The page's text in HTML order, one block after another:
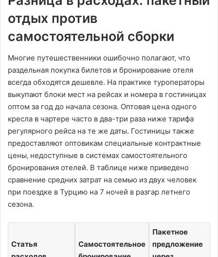
отдых против
самостоятельной сборки
Многие путешественники ошибочно полагают‚ что
раздельная покупка билетов и бронирование отеля
всегда обходятся дешевле. На практике туроператоры
выкупают блоки мест на рейсах и номера в гостиницах
оптом за год до начала сезона. Оптовая цена одного
кресла в чартере часто в два-три раза ниже тарифа
регулярного рейса на те же даты. Гостиницы также
предоставляют оптовикам специальные контрактные
цены‚ недоступные в системах самостоятельного
бронирования отелей. В таблице ниже приведено
сравнение средних затрат на семью из двух человек
при поездке в Турцию на 7 ночей в разгар летнего
сезона.
Статья
Самостоятельное
Пакетное
предложение